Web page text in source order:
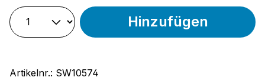
Hinzufügen
Artikelnr.: SW10574